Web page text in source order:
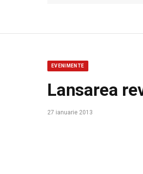
EVENIMENTE
Lansarea
27 ianuarie 2013